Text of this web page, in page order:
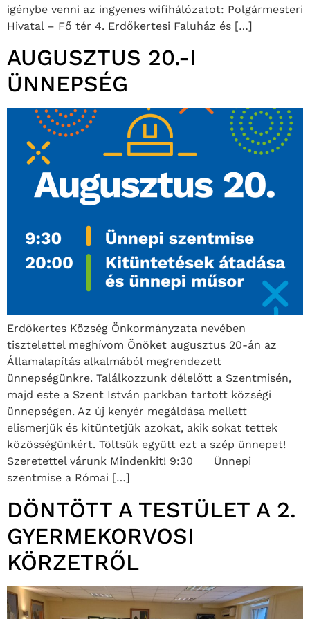
igénybe venni az ingyenes wifihálózatot: Polgármesteri
Hivatal – Fő tér 4. Erdőkertesi Faluház és […]
AUGUSZTUS 20.-I
ÜNNEPSÉG
Erdőkertes Község Önkormányzata nevében
tisztelettel meghívom Önöket augusztus 20-án az
Államalapítás alkalmából megrendezett
ünnepségünkre. Találkozzunk délelőtt a Szentmisén,
majd este a Szent István parkban tartott községi
ünnepségen. Az új kenyér megáldása mellett
elismerjük és kitüntetjük azokat, akik sokat tettek
közösségünkért. Töltsük együtt ezt a szép ünnepet!
Szeretettel várunk Mindenkit! 9:30 Ünnepi
szentmise a Római […]
DÖNTÖTT A TESTÜLET A 2.
GYERMEKORVOSI
KÖRZETRŐL